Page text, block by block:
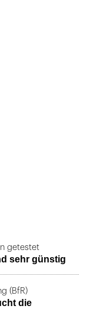
getestet
sehr günstig
(BfR)
die